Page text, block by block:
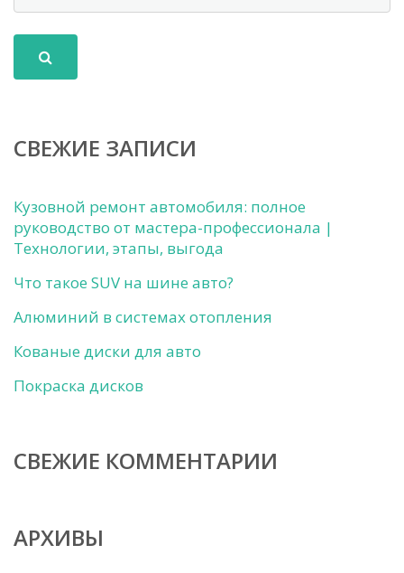
СВЕЖИЕ ЗАПИСИ
Кузовной ремонт автомобиля: полное
руководство от мастера-профессионала |
Технологии, этапы, выгода
Что такое SUV на шине авто?
Алюминий в системах отопления
Кованые диски для авто
Покраска дисков
СВЕЖИЕ КОММЕНТАРИИ
АРХИВЫ